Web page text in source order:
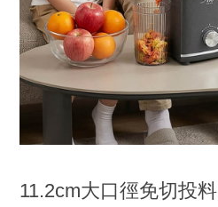
11.2cm大口徑免切投料